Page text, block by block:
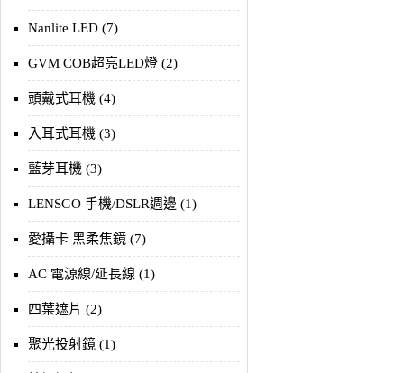
Nanlite LED (7)
GVM COB超亮LED燈 (2)
頭戴式耳機 (4)
入耳式耳機 (3)
藍芽耳機 (3)
LENSGO 手機/DSLR週邊 (1)
愛攝卡 黑柔焦鏡 (7)
AC 電源線/延長線 (1)
四葉遮片 (2)
聚光投射鏡 (1)